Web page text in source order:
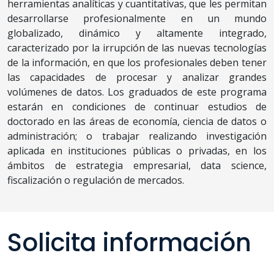
herramientas analíticas y cuantitativas, que les permitan
desarrollarse profesionalmente en un mundo
globalizado, dinámico y altamente integrado,
caracterizado por la irrupción de las nuevas tecnologías
de la información, en que los profesionales deben tener
las capacidades de procesar y analizar grandes
volúmenes de datos. Los graduados de este programa
estarán en condiciones de continuar estudios de
doctorado en las áreas de economía, ciencia de datos o
administración; o trabajar realizando investigación
aplicada en instituciones públicas o privadas, en los
ámbitos de estrategia empresarial, data science,
fiscalización o regulación de mercados.
Solicita información